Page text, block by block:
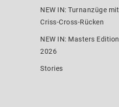
NEW IN: Turnanzüge mit
Criss-Cross-Rücken
NEW IN: Masters Edition
2026
Stories